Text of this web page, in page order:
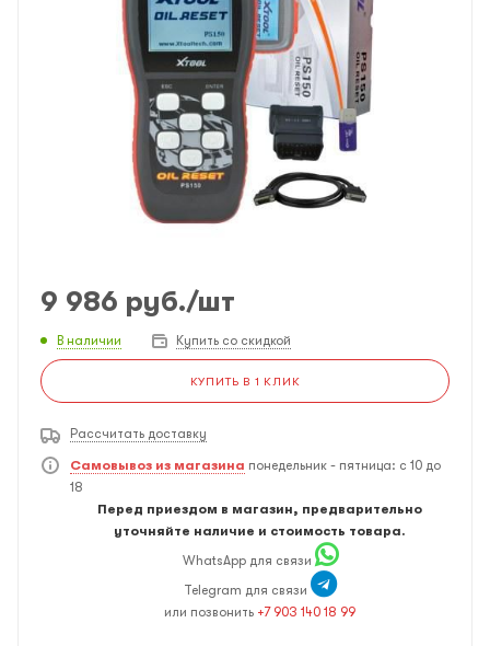
9 986 руб./шт
В наличии Купить со скидкой
КУПИТЬ В 1 КЛИК
Рассчитать доставку
Самовывоз из магазина понедельник - пятница: с 10 до
18
Перед приездом в магазин, предварительно
уточняйте наличие и стоимость товара.
WhatsApp для связи
Telegram для связи
или позвонить +7 903 140 18 99